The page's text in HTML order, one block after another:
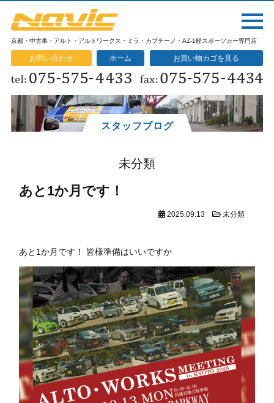
京都・中古車・アルト・アルトワークス・ミラ・カプチーノ・AZ-1軽スポーツカー専門店
お問い合わせ ホーム お買い物カゴを見る
スタッフブログ
未分類
あと1か月です！
2025.09.13 未分類
あと1か月です！ 皆様準備はいいですか